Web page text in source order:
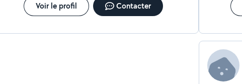
Voir le profil Contacter